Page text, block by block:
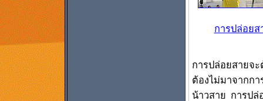
การปล่อยส
การปล่อยสายจะ
ต้องไม่มาจากก
น้าวสาย การปล่